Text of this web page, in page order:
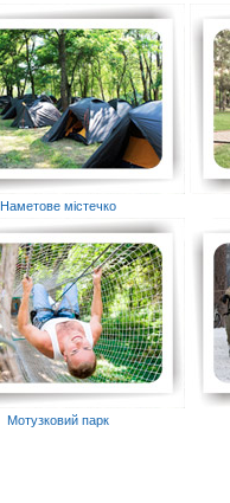
Наметове містечко
Мотузковий парк